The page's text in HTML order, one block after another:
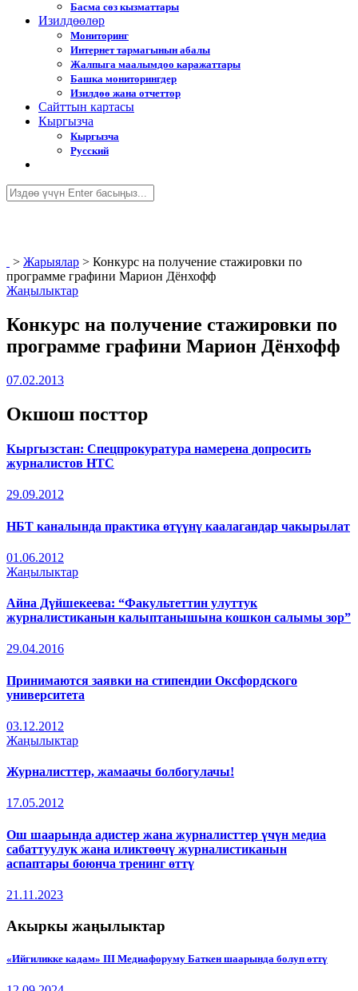
Басма сөз кызматтары
Изилдөөлөр
Мониторинг
Интернет тармагынын абалы
Жалпыга маалымдоо каражаттары
Башка мониторингдер
Изилдөө жана отчеттор
Cайттын картасы
Кыргызча
Кыргызча
Русский
> Жарыялар > Конкурс на получение стажировки по
программе графини Марион Дёнхофф
Жаңылыктар
Конкурс на получение стажировки по
программе графини Марион Дёнхофф
07.02.2013
Окшош посттор
Кыргызстан: Спецпрокуратура намерена допросить
журналистов НТС
29.09.2012
НБТ каналында практика өтүүнү каалагандар чакырылат
01.06.2012
Жаңылыктар
Айна Дүйшекеева: “Факультеттин улуттук
журналистиканын калыптанышына кошкон салымы зор”
29.04.2016
Принимаются заявки на стипендии Оксфордского
университета
03.12.2012
Жаңылыктар
Журналисттер, жамаачы болбогулачы!
17.05.2012
Ош шаарында адистер жана журналисттер үчүн медиа
сабаттуулук жана иликтөөчү журналистиканын
аспаптары боюнча тренинг өттү
21.11.2023
Акыркы жаңылыктар
«Ийгиликке кадам» III Медиафоруму Баткен шаарында болуп өттү